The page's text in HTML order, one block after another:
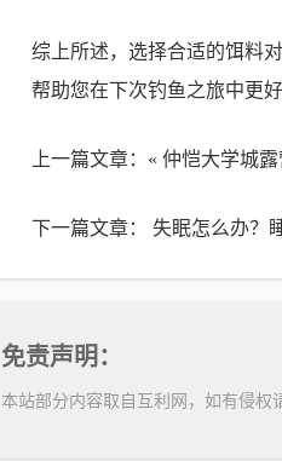
综上所述，选择合适的饵料
帮助您在下次钓鱼之旅中更
上一篇文章：«仲恺大学城
下一篇文章：失眠怎么办？
免责声明：
本站部分内容取自互利网，如有侵权